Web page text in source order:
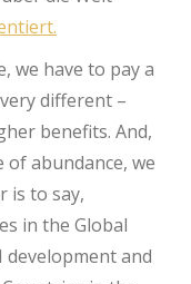
we have to pay a
different –
benefits. And,
abundance, we
is to say,
in the Global
and